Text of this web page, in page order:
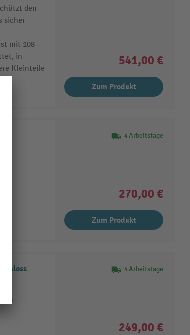
den
sicher
mit 108
in
Kleinteile
541,00 €
Zum Produkt
4 Arbeitstage
270,00 €
Zum Produkt
4 Arbeitstage
249,00 €